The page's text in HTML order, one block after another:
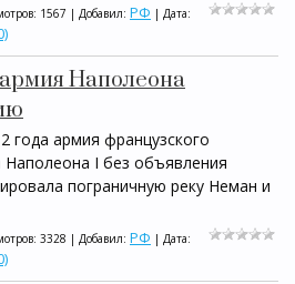
1567 | Добавил: РФ | Дата:
армия Наполеона
года армия французского
Наполеона I без объявления
пограничную реку Неман и
3328 | Добавил: РФ | Дата: